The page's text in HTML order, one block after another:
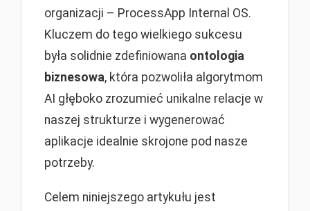
organizacji – ProcessApp Internal OS.
Kluczem do tego wielkiego sukcesu
była solidnie zdefiniowana ontologia
biznesowa, która pozwoliła algorytmom
AI głęboko zrozumieć unikalne relacje w
naszej strukturze i wygenerować
aplikacje idealnie skrojone pod nasze
potrzeby.
Celem niniejszego artykułu jest